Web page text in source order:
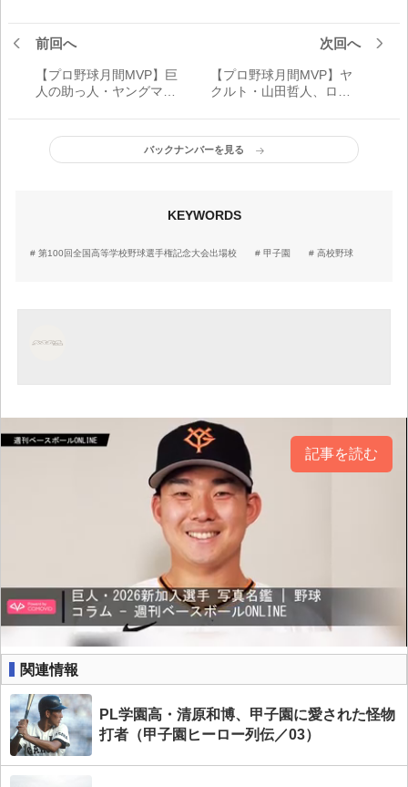
前回へ
【プロ野球月間MVP】巨
人の助っ人・ヤングマ
補！7月候補選手
次回へ
【プロ野球月間MVP】ヤ
クルト・山田哲人、ロッ
月受賞選手
バックナンバーを見る
KEYWORDS
第100回全国高等学校野球選手権記念大会出場校 甲子園 高校野球
記事を読む
関連情報
PL学園高・清原和博、甲子園に愛された怪物
打者（甲子園ヒーロー列伝／03）